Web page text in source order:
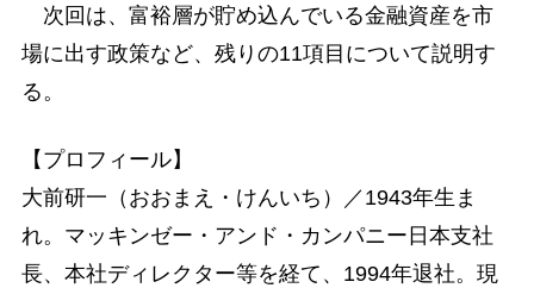
次回は、富裕層が貯め込んでいる金融資産を市
場に出す政策など、残りの11項目について説明す
る。
【プロフィール】
大前研一（おおまえ・けんいち）／1943年生ま
れ。マッキンゼー・アンド・カンパニー日本支社
長、本社ディレクター等を経て、1994年退社。現